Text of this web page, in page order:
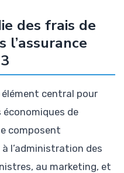
des frais de
l’assurance
central pour
économiques de
composent
l’administration des
au marketing, et